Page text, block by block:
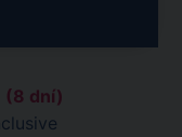
(8 dní)